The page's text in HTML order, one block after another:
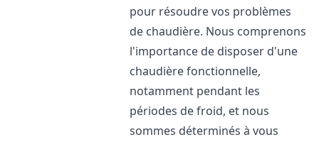
pour résoudre vos problèmes
de chaudière. Nous comprenons
l'importance de disposer d'une
chaudière fonctionnelle,
notamment pendant les
périodes de froid, et nous
sommes déterminés à vous